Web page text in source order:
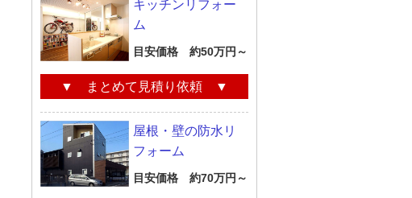
キッチンリフォー
ム
目安価格 約50万円～
▼ まとめて見積り依頼 ▼
屋根・壁の防水リ
フォーム
目安価格 約70万円～